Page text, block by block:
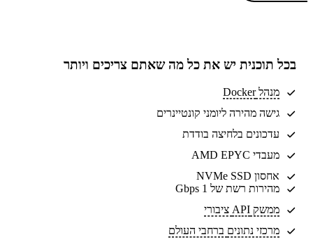
בכל תוכנית יש את כל מה שאתם צריכים ויותר
מנהל Docker
גישה מהירה ליומני קונטיינרים
עדכונים בלחיצה בודדת
מעבדי AMD EPYC
אחסון NVMe SSD
מהירות רשת של 1 Gbps
ממשק API ציבורי
מרכזי נתונים ברחבי העולם